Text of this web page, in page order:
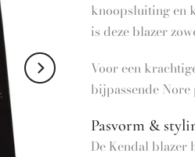
knoopsluiting en
is deze blazer
Voor een
bijpassende Nore
Pasvorm &
De Kendal blazer